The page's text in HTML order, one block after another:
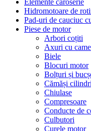
Elemente caroserie
Hidromotoare de
Pad-uri de cauciuc
Piese de motor
Arbori coțiti
Axuri cu came
Biele
Blocuri motor
Bolțuri și
Cămăși cilindri
Chiulase
Compresoare
Conducte de
Culbutori
Curele motor